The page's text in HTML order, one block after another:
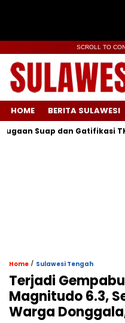
SCROLL TO
HOME BERITA SULAWESI
dan Gatifikasi TKA
Home / Sulawesi Tengah
Terjadi
Magnitudo 6.3,
Warga